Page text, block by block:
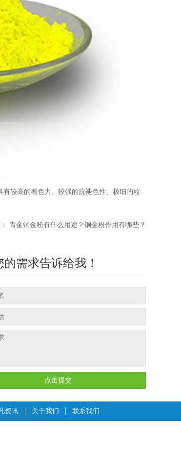
有较高的着色力、较强的抗褪色性、极细的粒
青金铜金粉有什么用途？铜金粉作用有哪些？
的需求告诉给我！
点击提交
资讯 关于我们 联系我们